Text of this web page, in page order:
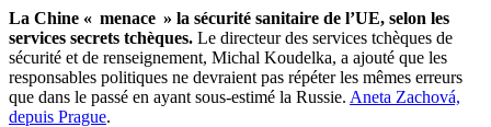
La Chine « menace » la sécurité sanitaire de l’UE, selon les
services secrets tchèques. Le directeur des services tchèques de
sécurité et de renseignement, Michal Koudelka, a ajouté que les
responsables politiques ne devraient pas répéter les mêmes erreurs
que dans le passé en ayant sous-estimé la Russie. Aneta Zachová,
depuis Prague.